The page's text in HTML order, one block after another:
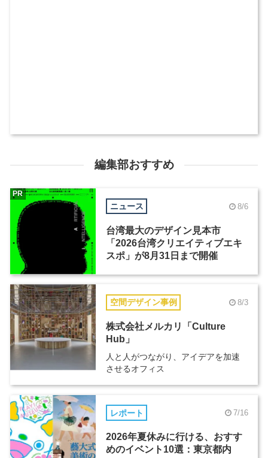
編集部おすすめ
ニュース 8/6
台湾最大のデザイン見本市
「2026台湾クリエイティブエキ
スポ」が8月31日まで開催
PR
空間デザイン事例 8/3
株式会社メルカリ「Culture
Hub」
人と人がつながり、アイデアを加速
させるオフィス
レポート 7/16
2026年夏休みに行ける、おすす
めのイベント10選：東京都内